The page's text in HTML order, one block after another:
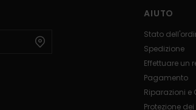
AIUTO
Stato
Spedizione
Effettuare un
Pagamento
Riparazioni e
Protezione